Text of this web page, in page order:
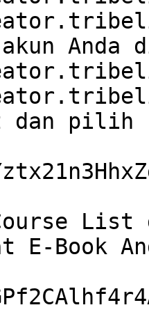
Anda
dan pilih
List
E-Book